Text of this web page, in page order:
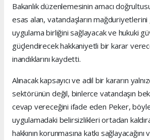
Bakanlık düzenlemesinin amacı
esas alan, vatandaşların
uygulama birliğini sağlayacak ve hukuki
güçlendirecek hakkaniyetli bir karar
inandıklarını kaydetti.
Alınacak kapsayıcı ve adil bir kararın
sektörünün değil, binlerce vatandaşın
cevap vereceğini ifade eden Peker,
uygulamadaki belirsizlikleri ortadan
hakkının korunmasına katkı sağlayacağını